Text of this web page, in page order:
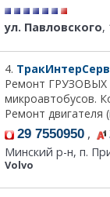
ул. Павловского,
4.
Ремонт ГРУЗОВЫХ
микроавтобусов.
Ремонт двигателя
29 7550950 ,
Минский р-н, п.
Volvo